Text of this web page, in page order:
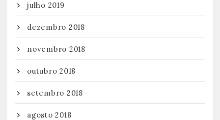
julho 2019
dezembro 2018
novembro 2018
outubro 2018
setembro 2018
agosto 2018